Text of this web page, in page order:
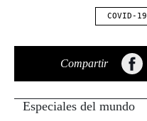
COVID-19
Compartir
Especiales del mundo